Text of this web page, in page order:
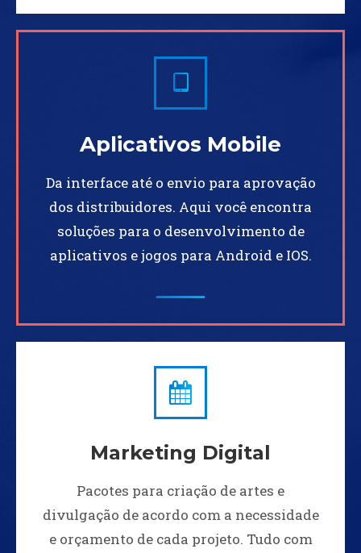
Aplicativos Mobile
Da interface até o envio para aprovação
dos distribuidores. Aqui você encontra
soluções para o desenvolvimento de
aplicativos e jogos para Android e IOS.
Marketing Digital
Pacotes para criação de artes e
divulgação de acordo com a necessidade
e orçamento de cada projeto. Tudo com